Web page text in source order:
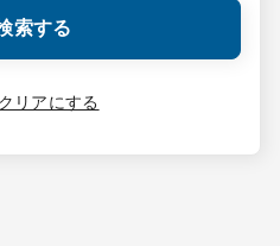
18:00（平日）
613
索する
リアにする